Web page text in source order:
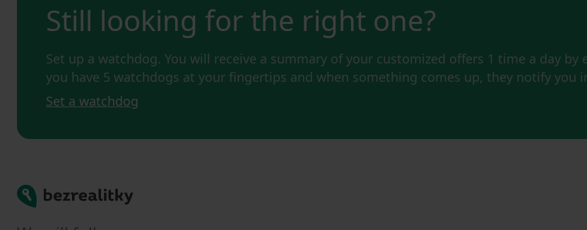
Still looking for the right one?
Set up a watchdog. You will receive a summary of your customized offers 1 time a day
you have 5 watchdogs at your fingertips and when something comes up, they notify you
Set a watchdog
Bezrealitky